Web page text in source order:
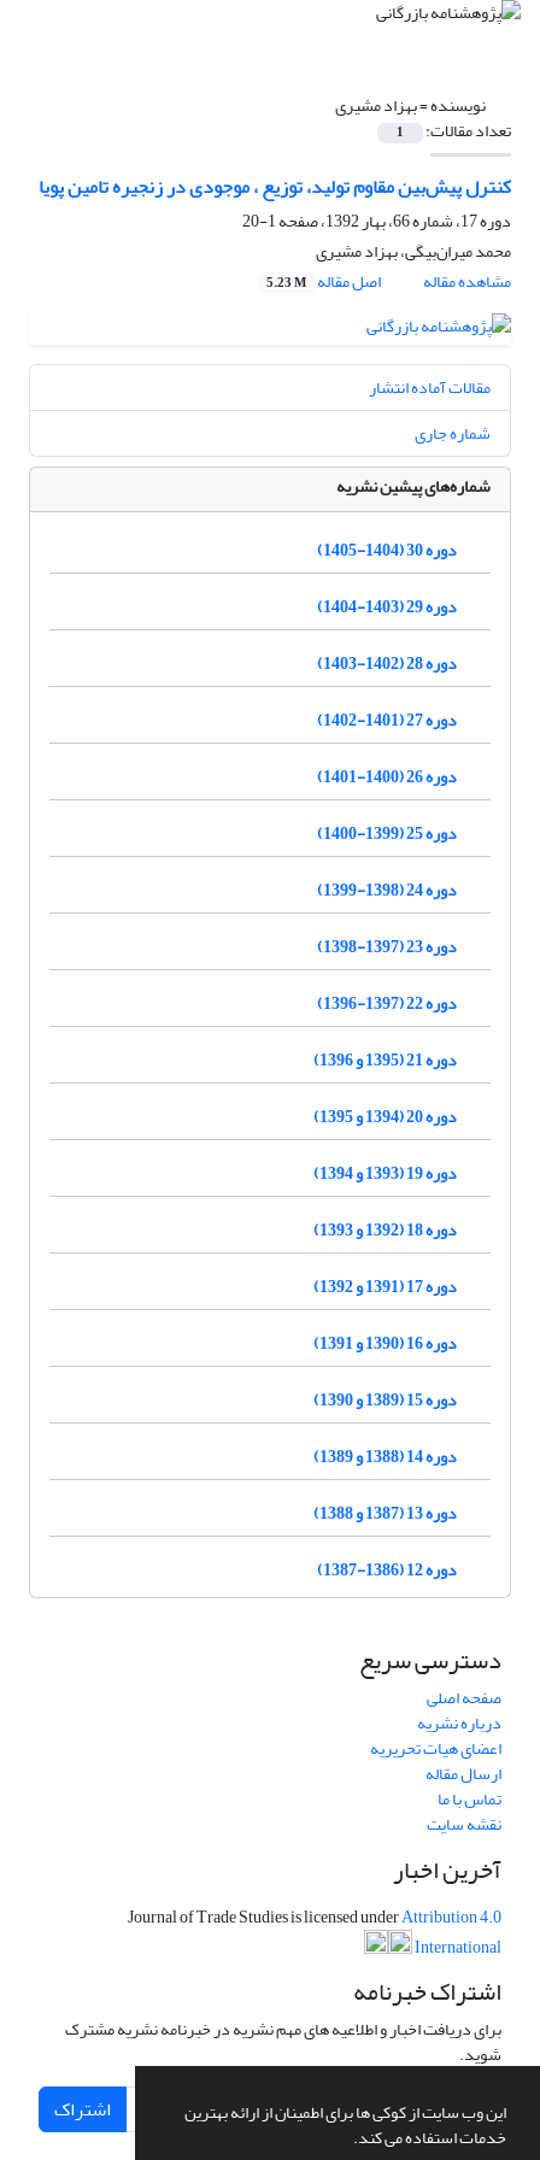
این وب سایت از کوکی ها برای اطمینان از ارائه بهترین
خدمات استفاده می کند.
نویسنده =بهزاد مشیری
تعداد مقالات: 1
کنترل پیش‌بین مقاوم تولید، توزیع ، موجودی در زنجیره تامین پویا
دوره 17، شماره 66، بهار 1392، صفحه
1-20
محمد میران‌بیگی، بهزاد مشیری
مشاهده مقاله
اصل مقاله 5.23 M
مقالات آماده انتشار
شماره جاری
شماره‌های پیشین نشریه
دوره 30 (1404-1405)
دوره 29 (1403-1404)
دوره 28 (1402-1403)
دوره 27 (1401-1402)
دوره 26 (1400-1401)
دوره 25 (1399-1400)
دوره 24 (1398-1399)
دوره 23 (1397-1398)
دوره 22 (1397-1396)
دوره 21 (1395 و 1396)
دوره 20 (1394 و 1395)
دوره 19 (1393 و 1394)
دوره 18 (1392 و 1393)
دوره 17 (1391 و 1392)
دوره 16 (1390 و 1391)
دوره 15 (1389 و 1390)
دوره 14 (1388 و 1389)
دوره 13 (1387 و 1388)
دوره 12 (1386-1387)
دسترسی سریع
صفحه اصلی
درباره نشریه
اعضای هیات تحریریه
ارسال مقاله
تماس با ما
نقشه سایت
آخرین اخبار
Journal of Trade Studies is licensed underAttribution 4.0
International
اشتراک خبرنامه
برای دریافت اخبار و اطلاعیه های مهم نشریه در خبرنامه نشریه مشترک
شوید.
اشتراک